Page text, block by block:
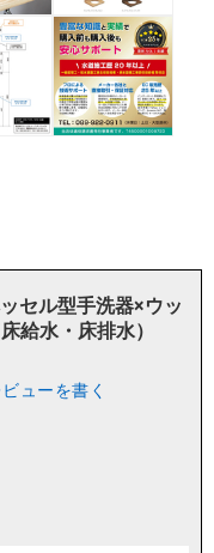
セル型手洗器×ウッ
給水・床排水）
ビューを書く